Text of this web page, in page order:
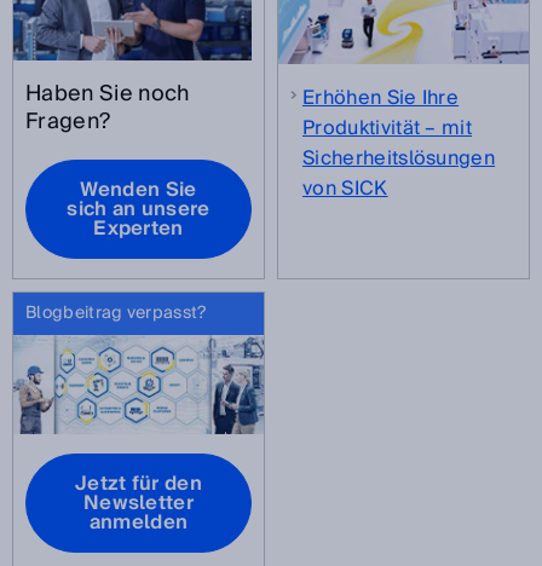
Haben Sie noch
Fragen?
Wenden Sie
sich an unsere
Experten
Erhöhen Sie Ihre
Produktivität – mit
Sicherheitslösungen
von SICK
Blogbeitrag verpasst?
Jetzt für den
Newsletter
anmelden